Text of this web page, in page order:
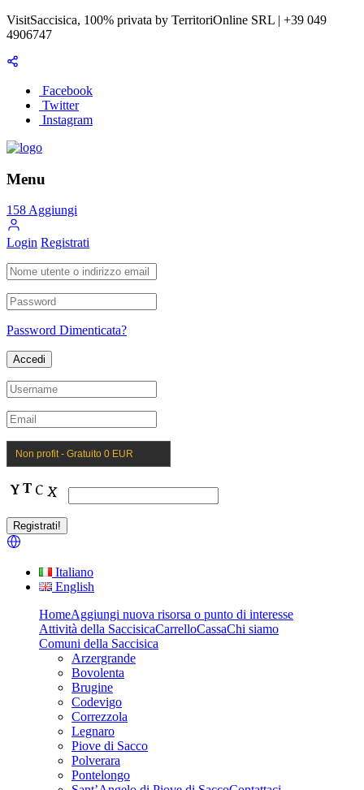
VisitSaccisica, 100% privata by TerritoriOnline SRL | +39 049
4906747
Facebook
Twitter
Instagram
Menu
158Aggiungi
Login Registrati
Password Dimenticata?
Non profit - Gratuito 0 EUR
Italiano
English
HomeAggiungi nuova risorsa o punto di interesse
Attività della SaccisicaCarrelloCassaChi siamo
Comuni della Saccisica
Arzergrande
Bovolenta
Brugine
Codevigo
Correzzola
Legnaro
Piove di Sacco
Polverara
Pontelongo